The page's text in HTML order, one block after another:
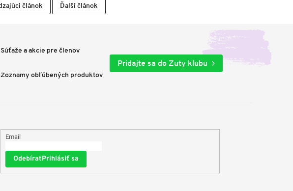
článok Ďalší článok
Súťaže a akcie pre členov
Zoznamy obľúbených produktov
Pridajte sa do Zuty klubu
Email
Prihlásiť sa